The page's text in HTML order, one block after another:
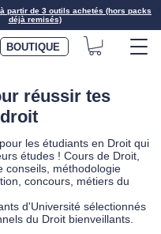
partir de 3 outils achetés (hors packs
déjà remisés)
BOUTIQUE
réussir tes
les étudiants en Droit qui
études ! Cours de Droit,
conseils, méthodologie
concours, métiers du
d'Université sélectionnés
du Droit bienveillants.